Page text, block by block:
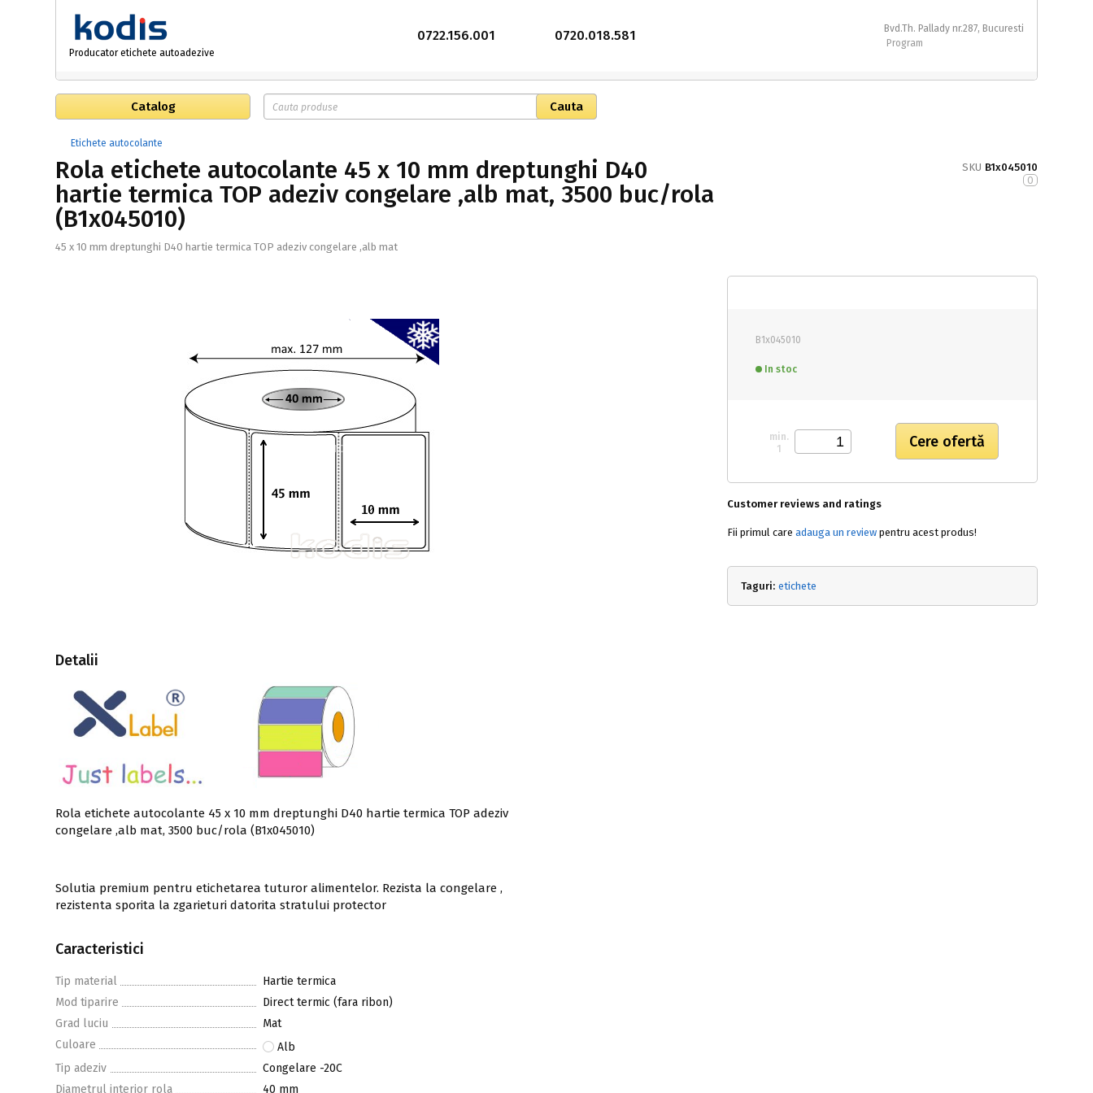
Producator etichete autoadezive
0722.156.001 0720.018.581
Bvd.Th. Pallady nr.287, Bucuresti
Program
Catalog
Etichete autocolante
Rola etichete autocolante 45 x 10 mm dreptunghi D40
hartie termica TOP adeziv congelare ,alb mat, 3500 buc/rola
(B1x045010)
45 x 10 mm dreptunghi D40 hartie termica TOP adeziv congelare ,alb mat
SKU B1x045010
0
Detalii
Rola etichete autocolante 45 x 10 mm dreptunghi D40 hartie termica TOP adeziv
congelare ,alb mat, 3500 buc/rola (B1x045010)
Solutia premium pentru etichetarea tuturor alimentelor. Rezista la congelare ,
rezistenta sporita la zgarieturi datorita stratului protector
Caracteristici
Tip material
Hartie termica
Mod tiparire
Direct termic (fara ribon)
Grad luciu
Mat
Culoare
Alb
Tip adeziv
Congelare -20C
Diametrul interior rola
40 mm
B1x045010
In stoc
min.
1
Customer reviews and ratings
Fii primul care adauga un review pentru acest produs!
Taguri: etichete